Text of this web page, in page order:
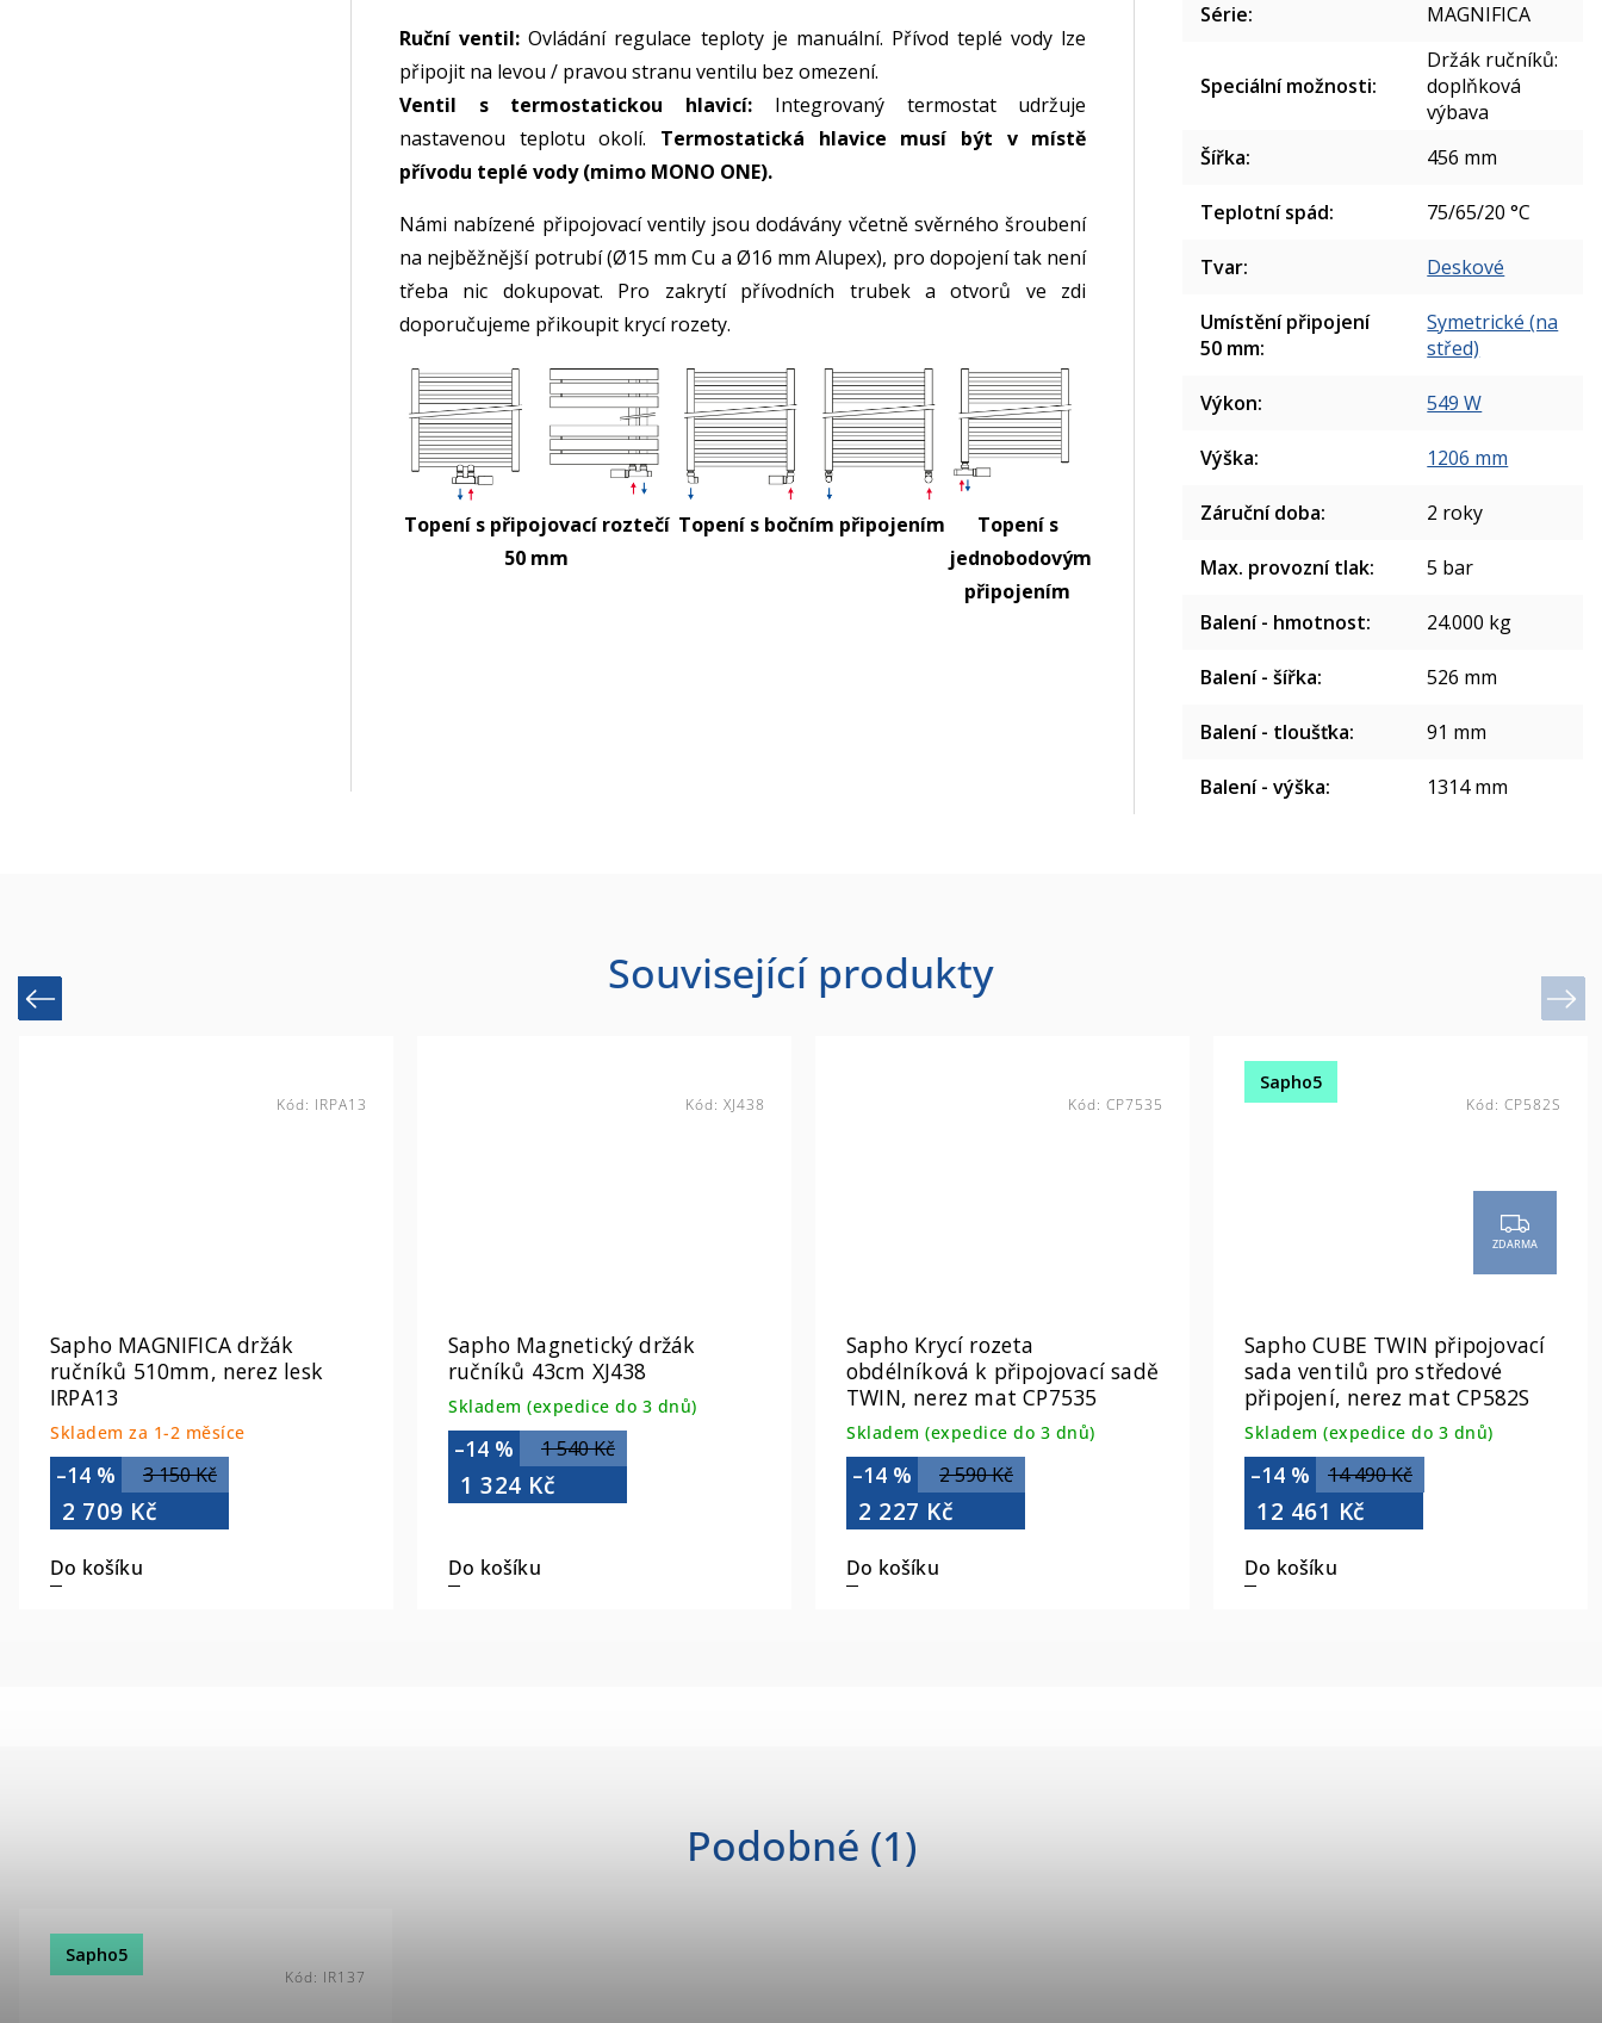
Ruční ventil: Ovládání regulace teploty je manuální. Přívod teplé vody lze
připojit na levou / pravou stranu ventilu bez omezení.
Ventil s termostatickou hlavicí: Integrovaný termostat udržuje
nastavenou teplotu okolí. Termostatická hlavice musí být v místě
přívodu teplé vody (mimo MONO ONE).
Námi nabízené připojovací ventily jsou dodávány včetně svěrného šroubení
na nejběžnější potrubí (Ø15 mm Cu a Ø16 mm Alupex), pro dopojení tak není
třeba nic dokupovat. Pro zakrytí přívodních trubek a otvorů ve zdi
doporučujeme přikoupit krycí rozety.
Topení s připojovací roztečí
50 mm
Topení s bočním připojením
Topení s
jednobodovým
připojením
Série: MAGNIFICA
Speciální možnosti:
Držák ručníků:
doplňková
výbava
Šířka: 456 mm
Teplotní spád: 75/65/20 °C
Tvar: Deskové
Umístění připojení
50 mm:
Symetrické (na
střed)
Výkon: 549 W
Výška: 1206 mm
Záruční doba: 2 roky
Max. provozní tlak: 5 bar
Balení - hmotnost: 24.000 kg
Balení - šířka: 526 mm
Balení - tloušťka: 91 mm
Balení - výška: 1314 mm
Související produkty
Previous
Sapho MAGNIFICA držák
ručníků 510mm, nerez lesk
IRPA13
Skladem za 1-2 měsíce
3 150 Kč
–14 %
2 709 Kč
Do košíku
Kód: IRPA13
Sapho Magnetický držák
ručníků 43cm XJ438
Skladem (expedice do 3 dnů)
1 540 Kč
–14 %
1 324 Kč
Do košíku
Kód: XJ438
Sapho Krycí rozeta
obdélníková k připojovací sadě
TWIN, nerez mat CP7535
Skladem (expedice do 3 dnů)
2 590 Kč
–14 %
2 227 Kč
Do košíku
Kód: CP7535
Sapho5
ZDARMA
Sapho CUBE TWIN připojovací
sada ventilů pro středové
připojení, nerez mat CP582S
Skladem (expedice do 3 dnů)
14 490 Kč
–14 %
12 461 Kč
Do košíku
Kód: CP582S
Next
Podobné (1)
Sapho5
Kód: IR137